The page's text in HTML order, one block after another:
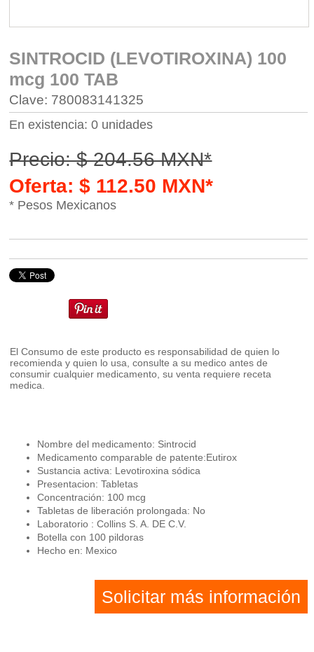
SINTROCID (LEVOTIROXINA) 100
mcg 100 TAB
Clave: 780083141325
En existencia: 0 unidades
Precio: $ 204.56 MXN*
Oferta: $ 112.50 MXN*
* Pesos Mexicanos
El Consumo de este producto es responsabilidad de quien lo
recomienda y quien lo usa, consulte a su medico antes de
consumir cualquier medicamento, su venta requiere receta
medica.
Nombre del medicamento: Sintrocid
Medicamento comparable de patente:Eutirox
Sustancia activa: Levotiroxina sódica
Presentacion: Tabletas
Concentración: 100 mcg
Tabletas de liberación prolongada: No
Laboratorio : Collins S. A. DE C.V.
Botella con 100 pildoras
Hecho en: Mexico
Solicitar más información